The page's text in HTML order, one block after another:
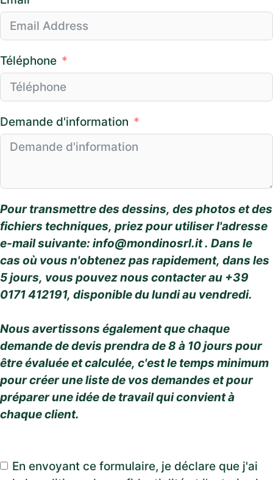
Téléphone
Demande d'information
Pour transmettre des dessins, des photos et des
fichiers techniques, priez pour utiliser l'adresse
e-mail suivante: info@mondinosrl.it. Dans le
cas où vous n'obtenez pas rapidement, dans les
5 jours, vous pouvez nous contacter au +39
0171 412191, disponible du lundi au vendredi.
Nous avertissons également que chaque
demande de devis prendra de 8 à 10 jours pour
être évaluée et calculée, c'est le temps minimum
pour créer une liste de vos demandes et pour
préparer une idée de travail qui convient à
chaque client.
En envoyant ce formulaire, je déclare que j'ai